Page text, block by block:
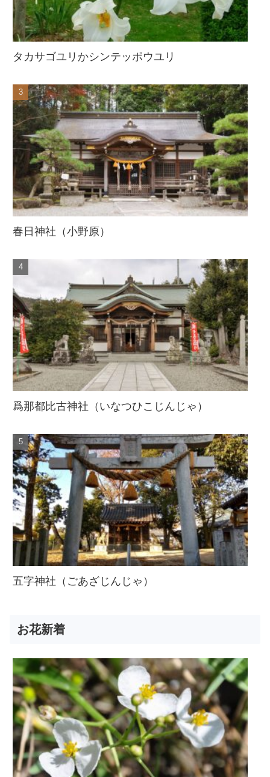
タカサゴユリかシンテッポウユリ
春日神社（小野原）
爲那都比古神社（いなつひこじんじゃ）
五字神社（ごあざじんじゃ）
お花新着